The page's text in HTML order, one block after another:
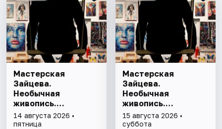
Мастерская
Зайцева.
Необычная
живопись.
Необычная графика
14 августа 2026 •
пятница
Мастерская
Зайцева.
Необычная
живопись.
Необычная графика
15 августа 2026 •
суббота